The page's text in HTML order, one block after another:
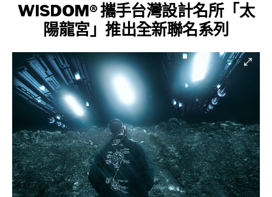
WISDOM® 攜手台灣設計名所「太
陽龍宮」推出全新聯名系列